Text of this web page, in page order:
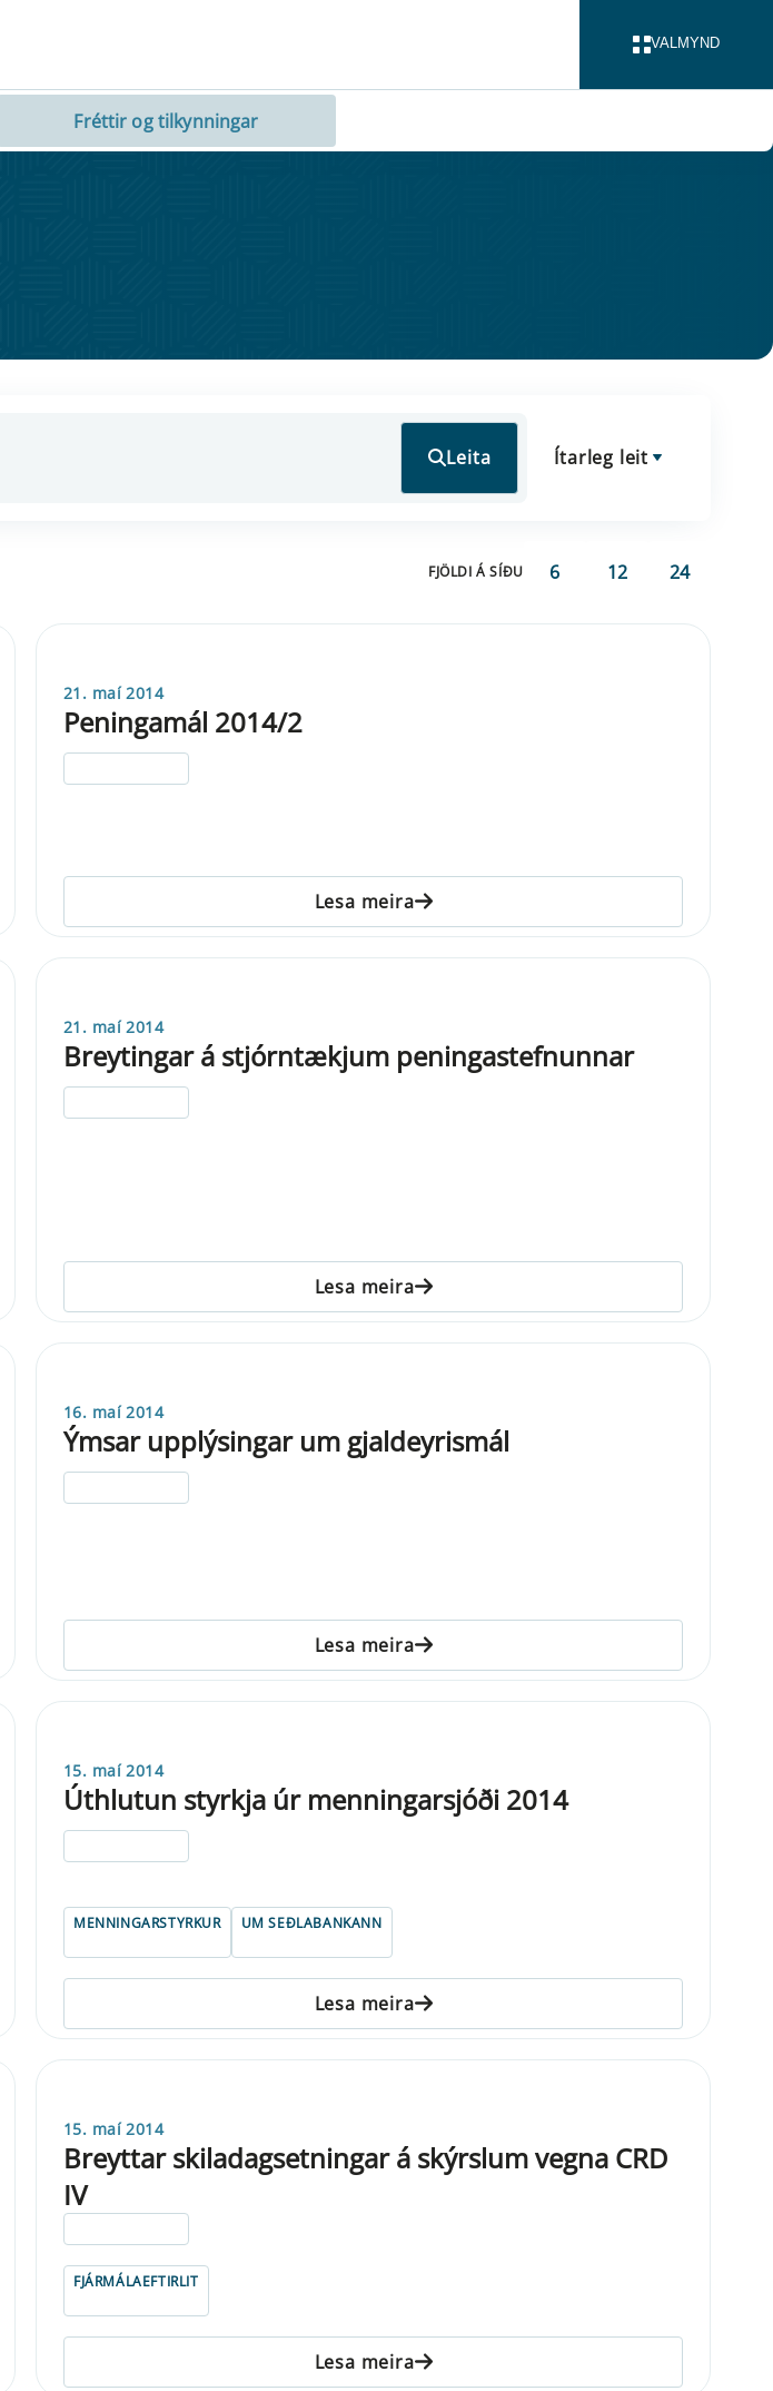
VALMYND
Fréttir og tilkynningar
Leita Ítarleg leit
FJÖLDI Á SÍÐU 6 12 24
21. maí 2014
Peningamál 2014/2
Lesa meira
21. maí 2014
Breytingar á stjórntækjum peningastefnunnar
Lesa meira
16. maí 2014
Ýmsar upplýsingar um gjaldeyrismál
Lesa meira
15. maí 2014
Úthlutun styrkja úr menningarsjóði 2014
MENNINGARSTYRKUR UM SEÐLABANKANN
Lesa meira
15. maí 2014
Breyttar skiladagsetningar á skýrslum vegna CRD
IV
FJÁRMÁLAEFTIRLIT
Lesa meira